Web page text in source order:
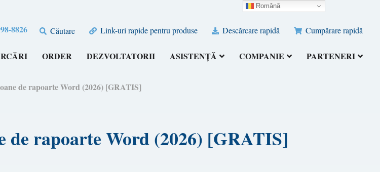
8826 Căutare Link-uri rapide pentru produse Descărcare rapidă Cumpărare rapidă
ORDER DEZVOLTATORII ASISTENȚĂ COMPANIE PARTENERI
de rapoarte Word (2026) [GRATIS]
de rapoarte Word (2026) [GRATIS]
Română